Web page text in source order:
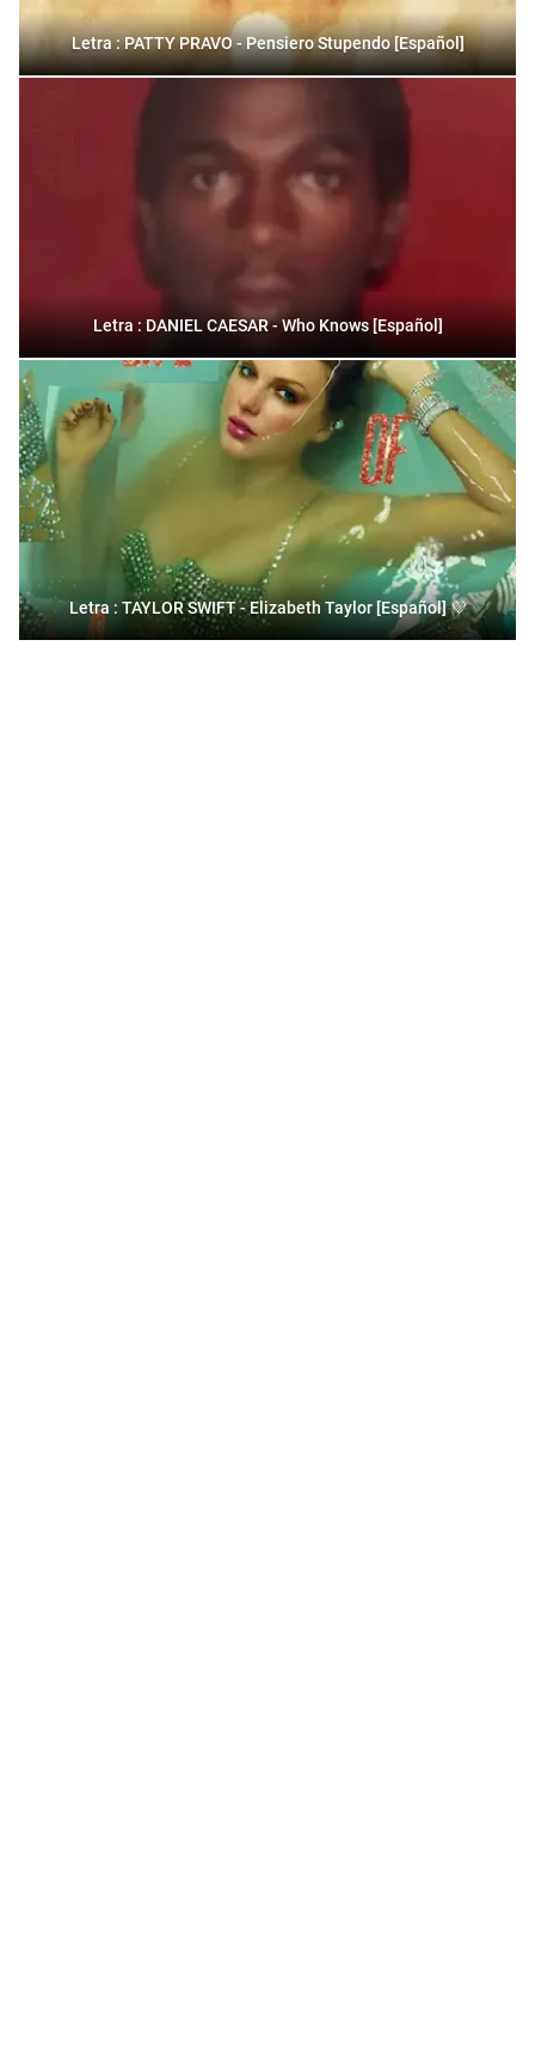
Letra : PATTY PRAVO - Pensiero Stupendo [Español]
Letra : DANIEL CAESAR - Who Knows [Español]
Letra : TAYLOR SWIFT - Elizabeth Taylor [Español] 💜